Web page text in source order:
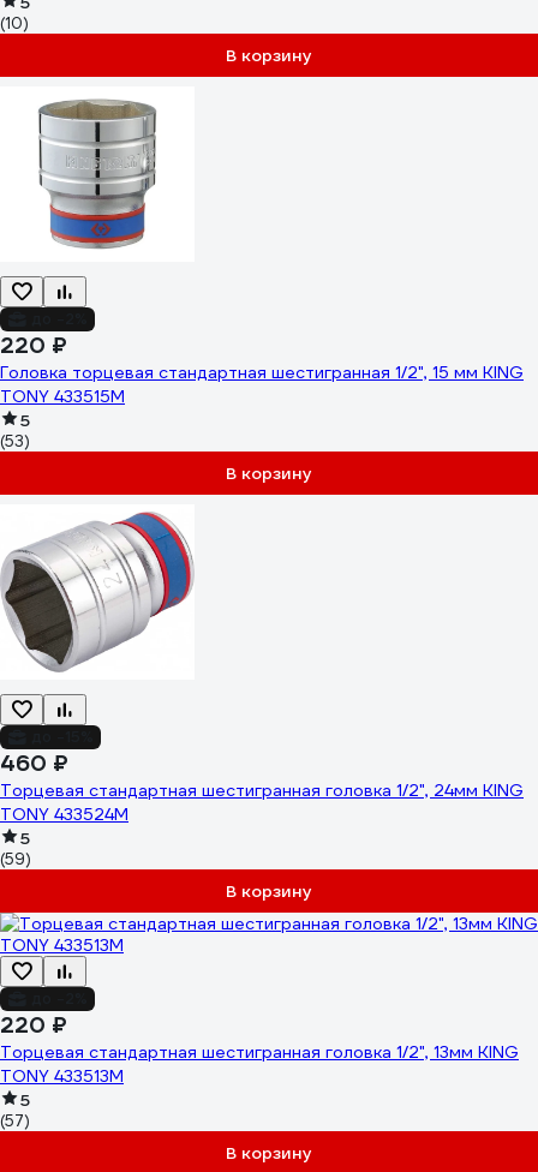
(10)
В корзину
220 ₽
Головка торцевая стандартная шестигранная 1/2", 15 мм KING
TONY 433515M
5
(53)
В корзину
460 ₽
Торцевая стандартная шестигранная головка 1/2", 24мм KING
TONY 433524M
5
(59)
В корзину
220 ₽
Торцевая стандартная шестигранная головка 1/2", 13мм KING
TONY 433513M
5
(57)
В корзину